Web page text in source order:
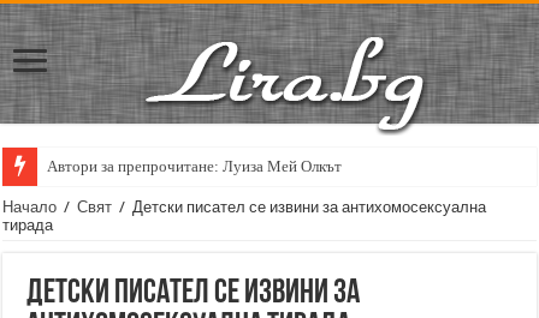
Автори за препрочитане: Луиза Мей Олкът
Начало / Свят / Детски писател се извини за антихомосексуална
тирада
Детски писател се извини за